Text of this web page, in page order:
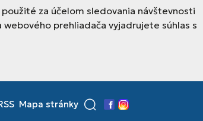
za účelom sledovania návštevnosti
prehliadača vyjadrujete súhlas s
Mapa stránky
Facebook
Instagram